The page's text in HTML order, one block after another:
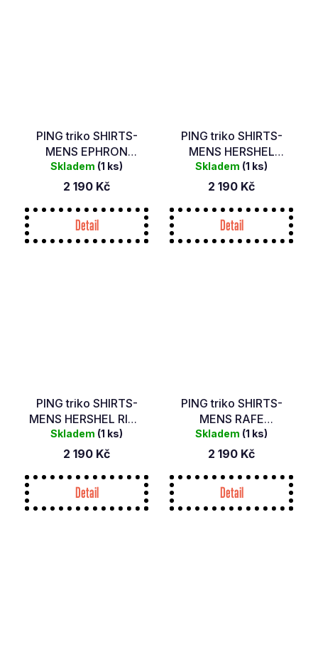
PING triko SHIRTS-
MENS EPHRON
WHITE/PINK HAZE
MULTI
Skladem (1 ks)
2 190 Kč
Detail
PING triko SHIRTS-
MENS HERSHEL
PURPLE ASH MULTI
Skladem (1 ks)
2 190 Kč
Detail
PING triko SHIRTS-
MENS HERSHEL RICH
RED MULTI
Skladem (1 ks)
2 190 Kč
Detail
PING triko SHIRTS-
MENS RAFE
RHAPSODY PINK
Skladem (1 ks)
2 190 Kč
Detail